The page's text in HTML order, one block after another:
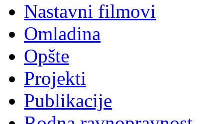
Nastavni filmovi
Omladina
Opšte
Projekti
Publikacije